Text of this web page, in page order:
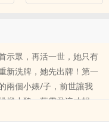
示眾，再活一世，她只有
新洗牌，她先出牌！第一
兩個小婊/子，前世讓我
樑小醜，蘇雲君這才想
要的事，就是還恩於他。